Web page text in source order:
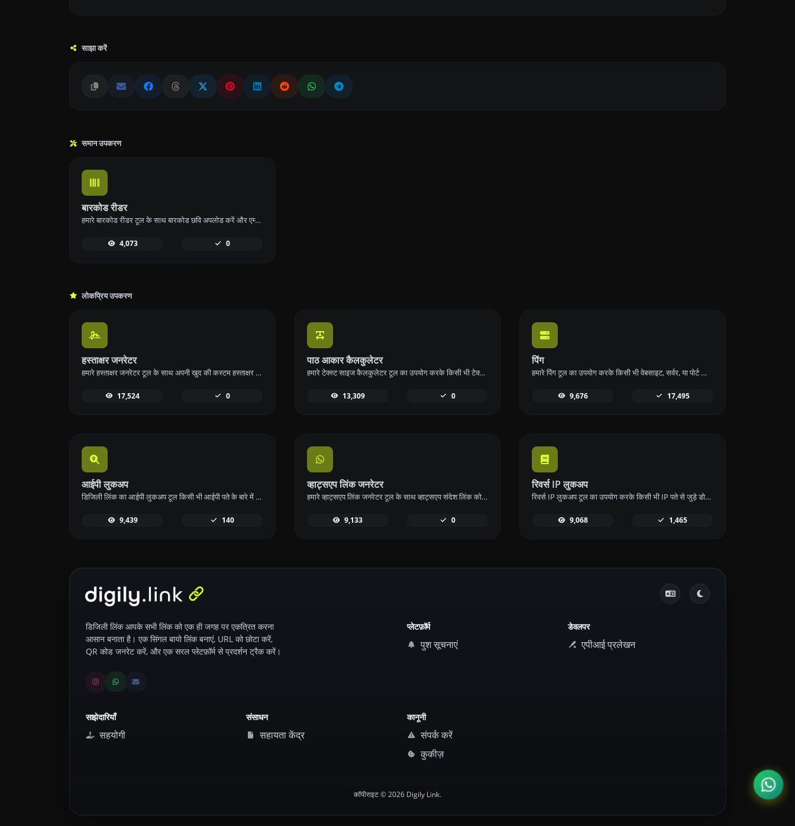
साझा करें
समान उपकरण
बारकोड रीडर
हमारे बारकोड रीडर टूल के साथ बारकोड छवि अपलोड करें और एम्बेडेड डेटा को आसानी से निकालें।
4,073 0
लोकप्रिय उपकरण
हस्ताक्षर जनरेटर
हमारे हस्ताक्षर जनरेटर टूल के साथ अपनी खुद की कस्टम हस्ताक्षर बनाएं और आसानी से डाउनलोड करें।
17,524 0
पाठ आकार कैलकुलेटर
हमारे टेक्स्ट साइज कैलकुलेटर टूल का उपयोग करके किसी भी टेक्स्ट का आकार बाइट्स (B), किलोबाइट्स (KB), या मेगाबाइट्स (MB) में गणना करें।
13,309 0
पिंग
हमारे पिंग टूल का उपयोग करके किसी भी वेबसाइट, सर्वर, या पोर्ट की स्थिति और प्रतिक्रिया समय को जल्दी और कुशलता से जांचें।
9,676 17,495
आईपी लुकअप
डिजिली लिंक का आईपी लुकअप टूल किसी भी आईपी पते के बारे में विस्तृत जानकारी प्रदान करता है। इस मुफ्त ऑनलाइन सेवा का उपयोग करके व्यापक आईपी डेटा प्राप्त करें।
9,439 140
व्हाट्सएप लिंक जनरेटर
हमारे व्हाट्सएप लिंक जनरेटर टूल के साथ व्हाट्सएप संदेश लिंक को आसानी से उत्पन्न करें और त्वरित संचार करें।
9,133 0
रिवर्स IP लुकअप
रिवर्स IP लुकअप टूल का उपयोग करके किसी भी IP पते से जुड़े डोमेन या होस्ट को जल्दी और आसानी से खोजें।
9,068 1,465
डिजिली लिंक आपके सभी लिंक को एक ही जगह पर एकत्रित करना
आसान बनाता है। एक सिंगल बायो लिंक बनाएं, URL को छोटा करें,
QR कोड जनरेट करें, और एक सरल प्लेटफ़ॉर्म से प्रदर्शन ट्रैक करें।
प्लेटफ़ॉर्म
पुश सूचनाएं
डेवलपर
एपीआई प्रलेखन
साझेदारियाँ
सहयोगी
संसाधन
सहायता केंद्र
कानूनी
संपर्क करें
कुकीज़
कॉपीराइट © 2026 Digily Link.